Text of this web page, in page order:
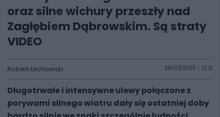
oraz silne wichury przeszły nad
Zagłębiem Dąbrowskim. Są straty
VIDEO
Robert Lechowski 28/07/2025 - 12:21
Długotrwałe i intensywne ulewy połączone z
porywami silnego wiatru dały się ostatniej doby